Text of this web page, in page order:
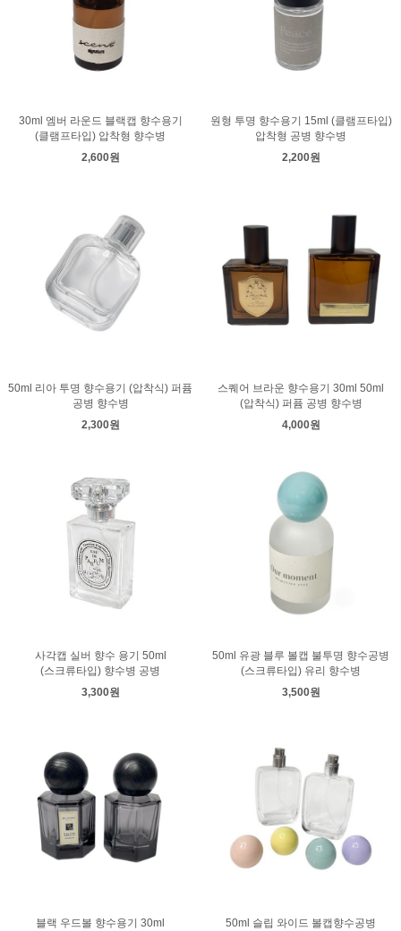
30ml 엠버 라운드 블랙캡 향수용기
(클램프타입) 압착형 향수병
2,600원
원형 투명 향수용기 15ml (클램프타입)
압착형 공병 향수병
2,200원
50ml 리아 투명 향수용기 (압착식) 퍼퓸
공병 향수병
2,300원
스퀘어 브라운 향수용기 30ml 50ml
(압착식) 퍼퓸 공병 향수병
4,000원
사각캡 실버 향수 용기 50ml
(스크류타입) 향수병 공병
3,300원
50ml 유광 블루 볼캡 불투명 향수공병
(스크류타입) 유리 향수병
3,500원
블랙 우드볼 향수용기 30ml
50ml 슬립 와이드 볼캡향수공병